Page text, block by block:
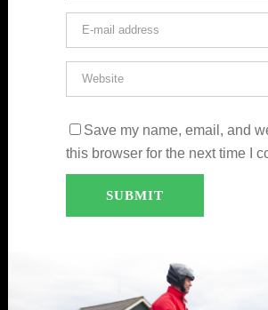
Save my name, email, and
this browser for the next time I